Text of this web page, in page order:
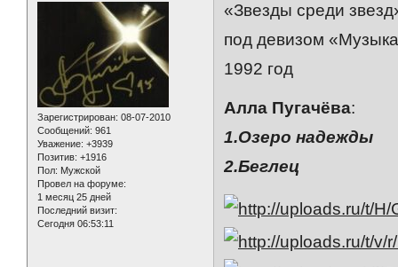
Зарегистрирован: 08-07-2010
Сообщений: 961
Уважение: +3939
Позитив: +1916
Пол: Мужской
Провел на форуме:
1 месяц 25 дней
Последний визит:
Сегодня 06:53:11
«Звезды среди
под девизом
1992 год
Алла Пугачёва:
1.Озеро надежды
2.Беглец